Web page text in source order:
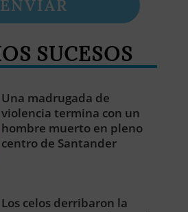
ENVIAR
SUCESOS
Una madrugada de
violencia termina con un
hombre muerto en pleno
centro de Santander
Los celos derribaron la